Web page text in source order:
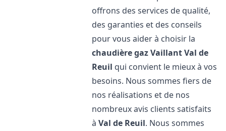
offrons des services de qualité,
des garanties et des conseils
pour vous aider à choisir la
chaudière gaz VaillantVal de
Reuil qui convient le mieux à vos
besoins. Nous sommes fiers de
nos réalisations et de nos
nombreux avis clients satisfaits
àVal de Reuil. Nous sommes